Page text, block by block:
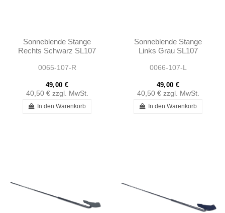
Sonneblende Stange
Rechts Schwarz SL107
0065-107-R
49,00 €
40,50 € zzgl. MwSt.
In den Warenkorb
Sonneblende Stange
Links Grau SL107
0066-107-L
49,00 €
40,50 € zzgl. MwSt.
In den Warenkorb